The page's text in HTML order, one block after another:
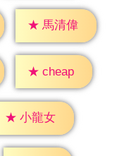
★ 馬清偉
★ cheap
★ 小龍女